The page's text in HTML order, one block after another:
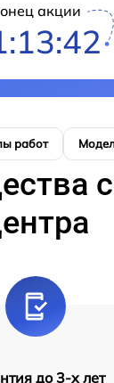
акции
работ
до 3-х лет